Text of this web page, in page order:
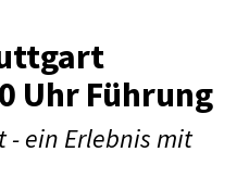
Uhr Führung
ein Erlebnis mit